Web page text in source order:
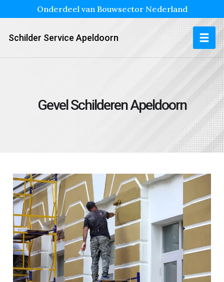
Onderdeel van Bouwsector Nederland
Schilder Service Apeldoorn
Gevel Schilderen Apeldoorn